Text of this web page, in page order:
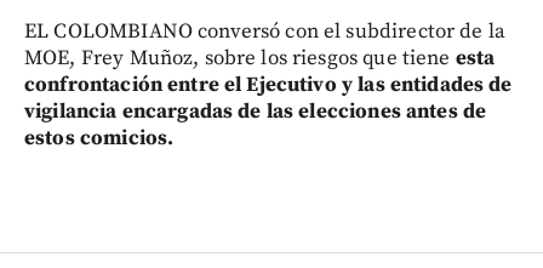
EL COLOMBIANO conversó con el subdirector de la
MOE, Frey Muñoz, sobre los riesgos que tiene esta
confrontación entre el Ejecutivo y las entidades de
vigilancia encargadas de las elecciones antes de
estos comicios.